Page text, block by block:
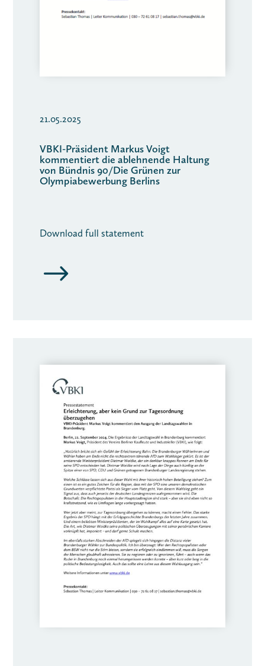
21.05.2025
VBKI-Präsident Markus Voigt
kommentiert die ablehnende Haltung
von Bündnis 90/Die Grünen zur
Olympiabewerbung Berlins
Download full statement
$